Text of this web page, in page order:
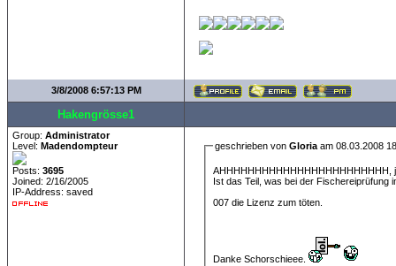
3/8/2008 6:57:13 PM
Hakengrösse1
Group: Administrator
Level: Madendompteur
Posts: 3695
Joined: 2/16/2005
IP-Address: saved
geschrieben vonGloria am 08.03.2008
AHHHHHHHHHHHHHHHHHHHHHHHH,
Ist das Teil, was bei der Fischereiprüfung
007 die Lizenz zum töten.
Danke Schorschieee.